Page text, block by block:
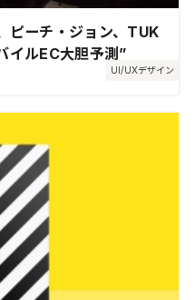
UI/UXデザイン
ピーチ・ジョン、TUK
ルEC大胆予測”